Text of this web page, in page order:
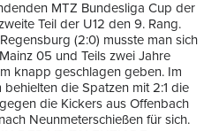
MTZ Bundesliga Cup der
Teil der U12 den 9. Rang.
(2:0) musste man sich
05 und Teils zwei Jahre
knapp geschlagen geben. Im
die Spatzen mit 2:1 die
die Kickers aus Offenbach
Neunmeterschießen für sich.